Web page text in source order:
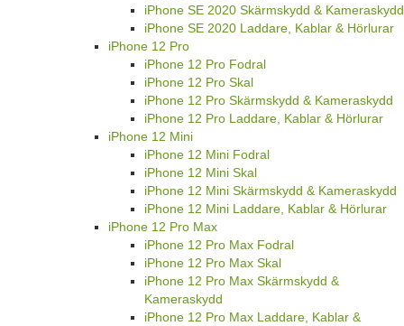
iPhone SE 2020 Skärmskydd & Kameraskydd
iPhone SE 2020 Laddare, Kablar & Hörlurar
iPhone 12 Pro
iPhone 12 Pro Fodral
iPhone 12 Pro Skal
iPhone 12 Pro Skärmskydd & Kameraskydd
iPhone 12 Pro Laddare, Kablar & Hörlurar
iPhone 12 Mini
iPhone 12 Mini Fodral
iPhone 12 Mini Skal
iPhone 12 Mini Skärmskydd & Kameraskydd
iPhone 12 Mini Laddare, Kablar & Hörlurar
iPhone 12 Pro Max
iPhone 12 Pro Max Fodral
iPhone 12 Pro Max Skal
iPhone 12 Pro Max Skärmskydd &
Kameraskydd
iPhone 12 Pro Max Laddare, Kablar &